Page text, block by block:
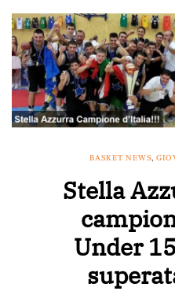
BASKET NEWS,
Stella
Under